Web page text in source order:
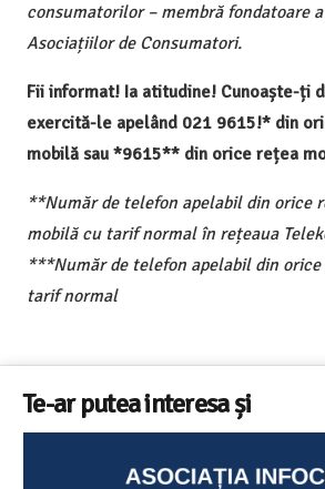
consumatorilor – membră fondatoare
Asociațiilor de Consumatori.
Fii informat! Ia atitudine! Cunoaște-ți
exercită-le apelând 021 9615!* din
mobilă sau *9615** din orice rețea
**Număr de telefon apelabil din orice
mobilă cu tarif normal în rețeaua
***Număr de telefon apelabil din
tarif normal
Te-ar putea interesa și